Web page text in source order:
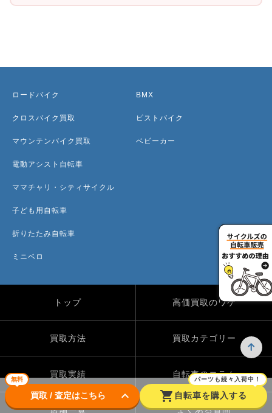
無料
買取 / 査定はこちら keyboard_arrow_down shopping_cart
パーツも続々入荷中！
自転車を購入する
ロードバイク
クロスバイク買取
マウンテンバイク買取
電動アシスト自転車
ママチャリ・シティサイクル
子ども用自転車
折りたたみ自転車
ミニベロ
BMX
ピストバイク
ベビーカー
トップ 高価買取のワケ
買取方法 買取カテゴリー
買取実績 自転車のコラム
店舗一覧 よくある質問